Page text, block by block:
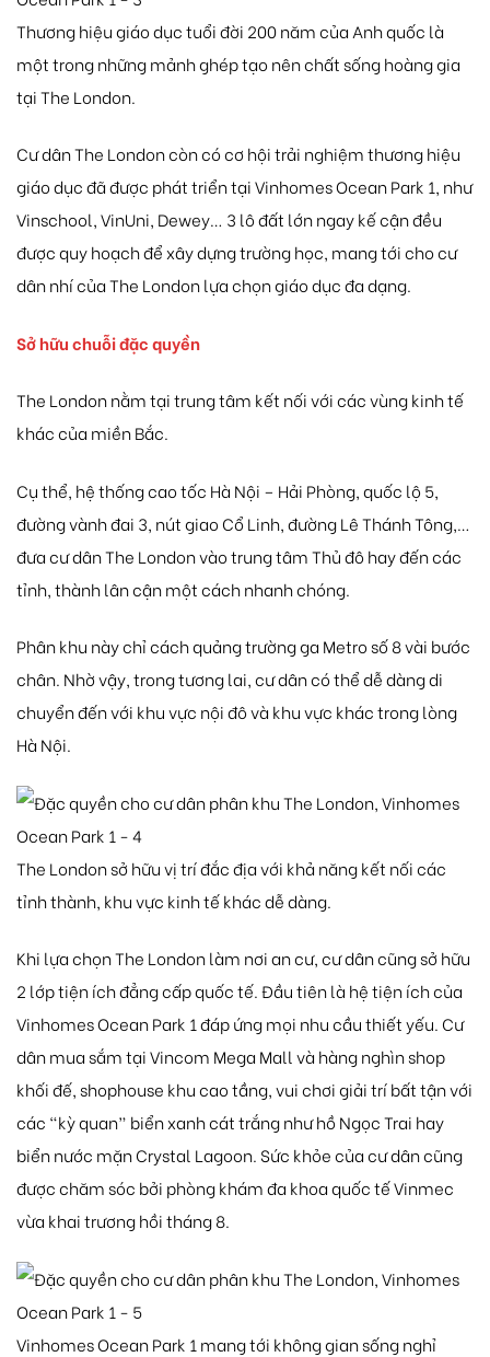
Thương hiệu giáo dục tuổi đời 200 năm của Anh quốc là
một trong những mảnh ghép tạo nên chất sống hoàng gia
tại The London.
Cư dân The London còn có cơ hội trải nghiệm thương hiệu
giáo dục đã được phát triển tại Vinhomes Ocean Park 1, như
Vinschool, VinUni, Dewey… 3 lô đất lớn ngay kế cận đều
được quy hoạch để xây dựng trường học, mang tới cho cư
dân nhí của The London lựa chọn giáo dục đa dạng.
Sở hữu chuỗi đặc quyền
The London nằm tại trung tâm kết nối với các vùng kinh tế
khác của miền Bắc.
Cụ thể, hệ thống cao tốc Hà Nội – Hải Phòng, quốc lộ 5,
đường vành đai 3, nút giao Cổ Linh, đường Lê Thánh Tông,…
đưa cư dân The London vào trung tâm Thủ đô hay đến các
tỉnh, thành lân cận một cách nhanh chóng.
Phân khu này chỉ cách quảng trường ga Metro số 8 vài bước
chân. Nhờ vậy, trong tương lai, cư dân có thể dễ dàng di
chuyển đến với khu vực nội đô và khu vực khác trong lòng
Hà Nội.
The London sở hữu vị trí đắc địa với khả năng kết nối các
tỉnh thành, khu vực kinh tế khác dễ dàng.
Khi lựa chọn The London làm nơi an cư, cư dân cũng sở hữu
2 lớp tiện ích đẳng cấp quốc tế. Đầu tiên là hệ tiện ích của
Vinhomes Ocean Park 1 đáp ứng mọi nhu cầu thiết yếu. Cư
dân mua sắm tại Vincom Mega Mall và hàng nghìn shop
khối đế, shophouse khu cao tầng, vui chơi giải trí bất tận với
các “kỳ quan” biển xanh cát trắng như hồ Ngọc Trai hay
biển nước mặn Crystal Lagoon. Sức khỏe của cư dân cũng
được chăm sóc bởi phòng khám đa khoa quốc tế Vinmec
vừa khai trương hồi tháng 8.
Vinhomes Ocean Park 1 mang tới không gian sống nghỉ